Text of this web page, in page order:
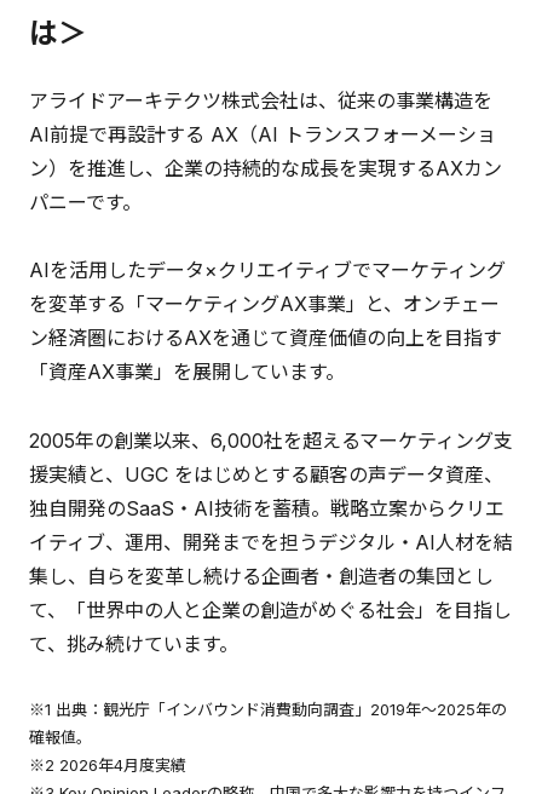
は＞
アライドアーキテクツ株式会社は、従来の事業構造を
AI前提で再設計する AX（AI トランスフォーメーショ
ン）を推進し、企業の持続的な成長を実現するAXカン
パニーです。
AIを活用したデータ×クリエイティブでマーケティング
を変革する「マーケティングAX事業」と、オンチェー
ン経済圏におけるAXを通じて資産価値の向上を目指す
「資産AX事業」を展開しています。
2005年の創業以来、6,000社を超えるマーケティング支
援実績と、UGC をはじめとする顧客の声データ資産、
独自開発のSaaS・AI技術を蓄積。戦略立案からクリエ
イティブ、運用、開発までを担うデジタル・AI人材を結
集し、自らを変革し続ける企画者・創造者の集団とし
て、「世界中の人と企業の創造がめぐる社会」を目指し
て、挑み続けています。
※1 出典：観光庁「インバウンド消費動向調査」2019年〜2025年の
確報値。
※2 2026年4月度実績